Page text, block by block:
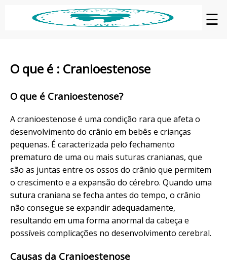
☰
O que é : Cranioestenose
O que é Cranioestenose?
A cranioestenose é uma condição rara que afeta o
desenvolvimento do crânio em bebês e crianças
pequenas. É caracterizada pelo fechamento
prematuro de uma ou mais suturas cranianas, que
são as juntas entre os ossos do crânio que permitem
o crescimento e a expansão do cérebro. Quando uma
sutura craniana se fecha antes do tempo, o crânio
não consegue se expandir adequadamente,
resultando em uma forma anormal da cabeça e
possíveis complicações no desenvolvimento cerebral.
Causas da Cranioestenose